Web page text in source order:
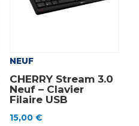
NEUF
CHERRY Stream 3.0
Neuf – Clavier
Filaire USB
15,00 €